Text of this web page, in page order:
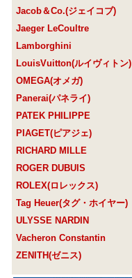
Jacob＆Co.(ジェイコブ)
Jaeger LeCoultre
Lamborghini
LouisVuitton(ルイヴィトン)
OMEGA(オメガ)
Panerai(パネライ)
PATEK PHILIPPE
PIAGET(ピアジェ)
RICHARD MILLE
ROGER DUBUIS
ROLEX(ロレックス)
Tag Heuer(タグ・ホイヤー)
ULYSSE NARDIN
Vacheron Constantin
ZENITH(ゼニス)